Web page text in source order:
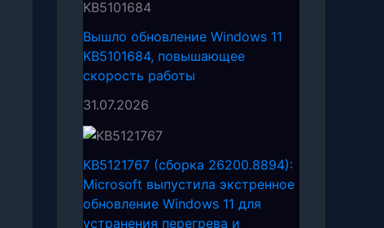
Вышло обновление Windows 11
KB5101684, повышающее
скорость работы
31.07.2026
KB5121767 (сборка 26200.8894):
Microsoft выпустила экстренное
обновление Windows 11 для
устранения перегрева и